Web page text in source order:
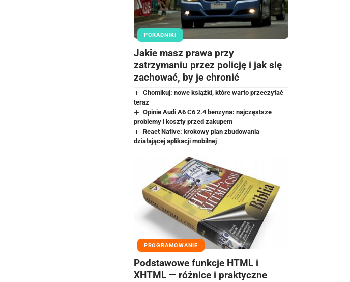
PORADNIKI
Jakie masz prawa przy
zatrzymaniu przez policję i jak się
zachować, by je chronić
Chomikuj: nowe książki, które warto przeczytać
teraz
Opinie Audi A6 C6 2.4 benzyna: najczęstsze
problemy i koszty przed zakupem
React Native: krokowy plan zbudowania
działającej aplikacji mobilnej
PROGRAMOWANIE
Podstawowe funkcje HTML i
XHTML — różnice i praktyczne